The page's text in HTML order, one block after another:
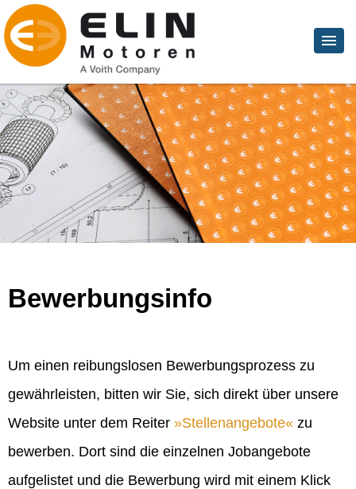
Bewerbungsinfo
Um einen reibungslosen Bewerbungsprozess zu
gewährleisten, bitten wir Sie, sich direkt über unsere
Website unter dem Reiter
Stellenangebote
zu
bewerben. Dort sind die einzelnen Jobangebote
aufgelistet und die Bewerbung wird mit einem Klick